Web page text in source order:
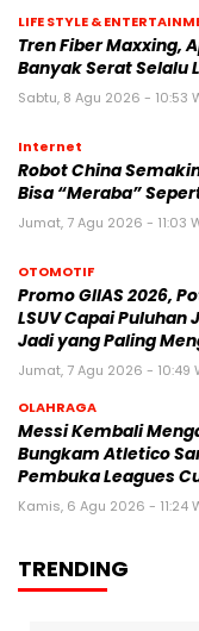
LIFE STYLE &
Tren Fiber Maxxing,
Banyak Serat Selalu
Sabtu, 8 Agu 2026 - 10:53
Internet
Robot China
Bisa “Meraba”
Jumat, 7 Agu 2026 - 11:03
OTOMOTIF
Promo GIIAS 2026,
LSUV Capai Puluhan
Jadi yang Paling
Jumat, 7 Agu 2026 - 10:49
OLAHRAGA
Messi Kembali
Bungkam Atletico
Pembuka Leagues
Kamis, 6 Agu 2026 - 11:24
TRENDING